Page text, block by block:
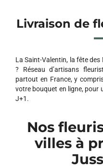
Livraison de
La Saint-Valentin, la fête
? Réseau d’artisans
partout en France, y
votre bouquet en ligne, pour
J+1.
Nos
villes à